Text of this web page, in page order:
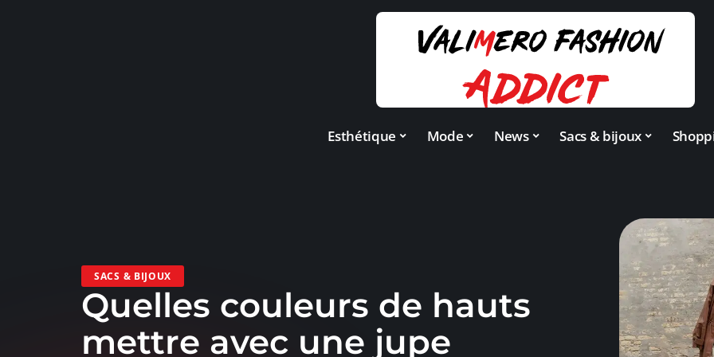
Esthétique Mode News Sacs & bijoux
SACS & BIJOUX
Quelles couleurs de hauts
mettre avec une jupe